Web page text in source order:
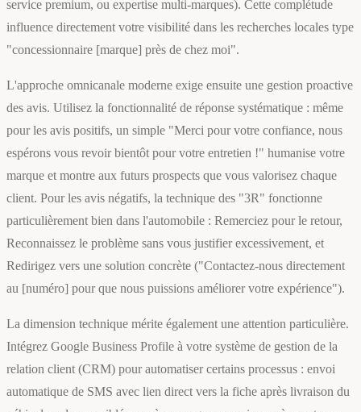
service premium, ou expertise multi-marques). Cette complétude
influence directement votre visibilité dans les recherches locales type
"concessionnaire [marque] près de chez moi".
L'approche omnicanale moderne exige ensuite une gestion proactive
des avis. Utilisez la fonctionnalité de réponse systématique : même
pour les avis positifs, un simple "Merci pour votre confiance, nous
espérons vous revoir bientôt pour votre entretien !" humanise votre
marque et montre aux futurs prospects que vous valorisez chaque
client. Pour les avis négatifs, la technique des "3R" fonctionne
particulièrement bien dans l'automobile : Remerciez pour le retour,
Reconnaissez le problème sans vous justifier excessivement, et
Redirigez vers une solution concrète ("Contactez-nous directement
au [numéro] pour que nous puissions améliorer votre expérience").
La dimension technique mérite également une attention particulière.
Intégrez Google Business Profile à votre système de gestion de la
relation client (CRM) pour automatiser certains processus : envoi
automatique de SMS avec lien direct vers la fiche après livraison du